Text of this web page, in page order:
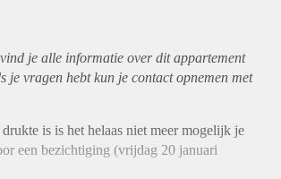
je alle informatie over ditappartement
je vragen hebt kun je contact opnemen met
is is het helaas niet meer mogelijk je
een bezichtiging (vrijdag 20 januari